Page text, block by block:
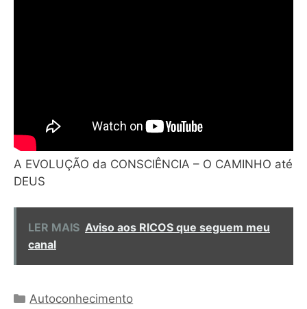
A EVOLUÇÃO da CONSCIÊNCIA – O CAMINHO até
DEUS
LER MAIS Aviso aos RICOS que seguem meu
canal
Categorias
Autoconhecimento